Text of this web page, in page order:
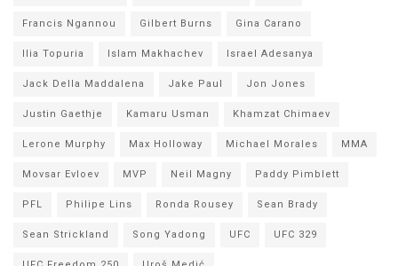
Francis Ngannou Gilbert Burns Gina Carano
Ilia Topuria Islam Makhachev Israel Adesanya
Jack Della Maddalena Jake Paul Jon Jones
Justin Gaethje Kamaru Usman Khamzat Chimaev
Lerone Murphy Max Holloway Michael Morales MMA
Movsar Evloev MVP Neil Magny Paddy Pimblett
PFL Philipe Lins Ronda Rousey Sean Brady
Sean Strickland Song Yadong UFC UFC 329